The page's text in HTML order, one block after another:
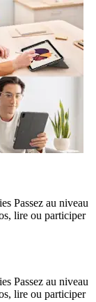
Passez au niveau
lire ou participer
Passez au niveau
lire ou participer